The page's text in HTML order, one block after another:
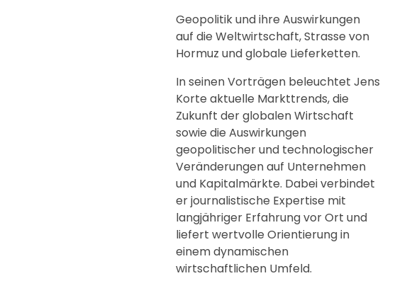
Geopolitik und ihre Auswirkungen
auf die Weltwirtschaft, Strasse von
Hormuz und globale Lieferketten.
In seinen Vorträgen beleuchtet Jens
Korte aktuelle Markttrends, die
Zukunft der globalen Wirtschaft
sowie die Auswirkungen
geopolitischer und technologischer
Veränderungen auf Unternehmen
und Kapitalmärkte. Dabei verbindet
er journalistische Expertise mit
langjähriger Erfahrung vor Ort und
liefert wertvolle Orientierung in
einem dynamischen
wirtschaftlichen Umfeld.